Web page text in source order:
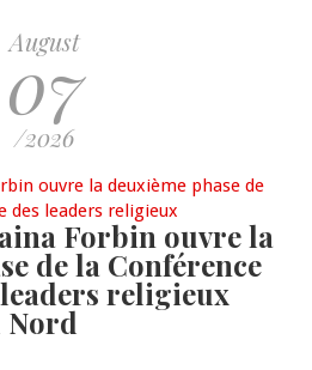
August
07
/2026
Forbin ouvre la
de la Conférence
religieux
Nord